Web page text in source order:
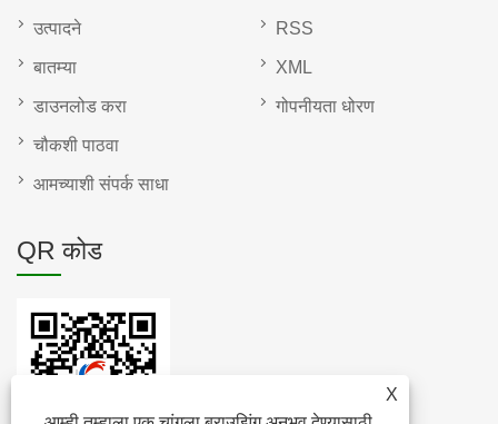
X
उत्पादने
बातम्या
डाउनलोड करा
चौकशी पाठवा
आमच्याशी संपर्क साधा
RSS
XML
गोपनीयता धोरण
QR कोड